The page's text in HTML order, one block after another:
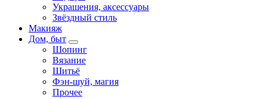
Украшения, аксессуары
Звёздный стиль
Макияж
Дом, быт
Шопинг
Вязание
Шитьё
Фэн-шуй, магия
Прочее